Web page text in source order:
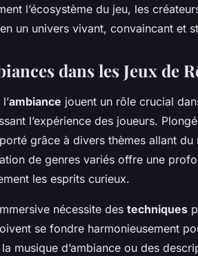
l’écosystème du jeu, les
un univers vivant, convaincant et
dans les Jeux de
ambiance jouent un rôle crucial
l’expérience des joueurs.
grâce à divers thèmes allant
de genres variés offre une
les esprits curieux.
nécessite des techniques
se fondre harmonieusement
musique d’ambiance ou des